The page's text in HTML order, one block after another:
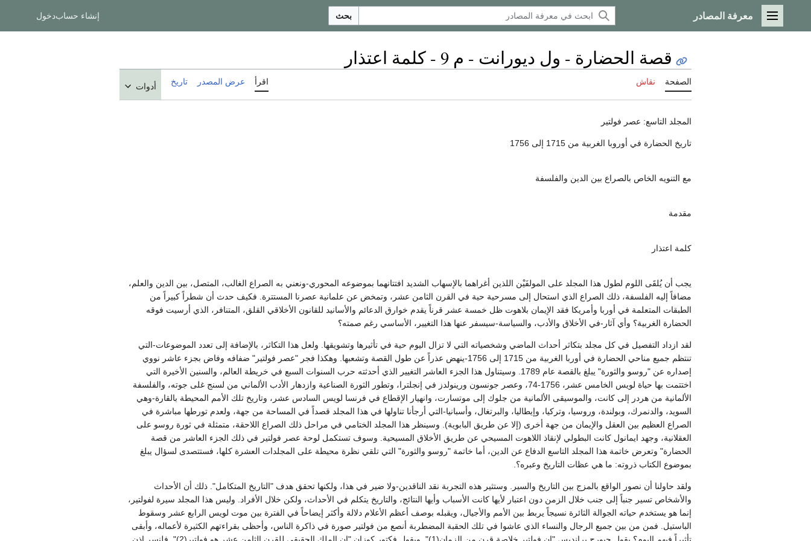
القائمة الرئيسية
معرفة المصادر بحث إنشاء حسابدخول
قصة الحضارة - ول ديورانت - م 9 - كلمة اعتذار
الصفحة نقاش اقرأ عرض المصدر تاريخ أدوات
المجلد التاسع: عصر فولتير
تاريخ الحضارة في أوروبا الغربية من 1715 إلى 1756
مع التنويه الخاص بالصراع بين الدين والفلسفة
مقدمة
كلمة اعتذار
يجب أن يُلقَى اللوم لطول هذا المجلد على المولفَيْن اللذين أغراهما بالإسهاب الشديد افتتانهما بموضوعه المحوري-ونعني به الصراع الغالب، المتصل، بين الدين والعلم،
مضافاً إليه الفلسفة، ذلك الصراع الذي استحال إلى مسرحية حية في القرن الثامن عشر، وتمخض عن علمانية عصرنا المستترة. فكيف حدث أن شطراً كبيراً من
الطبقات المتعلمة في أوربا وأمريكا فقد الإيمان بلاهوت ظل خمسة عشر قرناً يقدم خوارق الدعائم والأسانيد للقانون الأخلاقي القلق، المتنافر، الذي أرسيت فوقه
الحضارة الغربية؟ وأي آثار-في الأخلاق والأدب، والسياسة-سيسفر عنها هذا التغيير، الأساسي رغم صمته؟
لقد ازداد التفصيل في كل مجلد بتكاثر أحداث الماضي وشخصياته التي لا تزال اليوم حية في تأثيرها وتشويقها. ولعل هذا التكاثر، بالإضافة إلى تعدد الموضوعات-التي
تنتظم جميع مناحي الحضارة في أوربا الغربية من 1715 إلى 1756-ينهض عذراً عن طول القصة وتشعبها. وهكذا فجر "عصر فولتير" ضفافه وفاض بجزء عاشر نووي
إصداره عن "روسو والثورة" يبلغ بالقصة عام 1789. وسيتناول هذا الجزء العاشر التغيير الذي أحدثته حرب السنوات السبع في خريطة العالم، والسنين الأخيرة التي
اختتمت بها حياة لويس الخامس عشر، 1756-74، وعصر جونسون ورينولدز في إنجلترا، وتطور الثورة الصناعية وازدهار الأدب الألماني من لسنج غلى جوته، والفلسفة
الألمانية من هردر إلى كانت، والموسيقى الألمانية من جلوك إلى موتسارت، وانهيار الإقطاع في فرنسا لويس السادس عشر، وتاريخ تلك الأمم المحيطة بالقارة-وهي
السويد، والدنمرك، وبولندة، وروسيا، وتركيا، وإيطاليا، والبرتغال، وأسبانيا-التي أرجأنا تناولها في هذا المجلد قصداً في المساحة من جهة، ولعدم تورطها مباشرة في
الصراع العظيم بين العقل والإيمان من جهة أخرى (إلا عن طريق البابوية). وسينظر هذا المجلد الختامي في مراحل ذلك الصراع اللاحقة، متمثلة في ثورة روسو على
العقلانية، وجهد ايمانول كانت البطولي لإنقاذ اللاهوت المسيحي عن طريق الأخلاق المسيحية. وسوف تستكمل لوحة عصر فولتير في ذلك الجزء العاشر من قصة
الحضارة" وتعرض خاتمة هذا المجلد التاسع الدفاع عن الدين، أما خاتمة "روسو والثورة" التي تلقي نظرة محيطة على المجلدات العشرة كلها، فستتصدى لسؤال يبلغ
بموضوع الكتاب ذروته: ما هي عظات التاريخ وعبره؟.
ولقد حاولنا أن نصور الواقع بالمزج بين التاريخ والسير. وستثير هذه التجربة نقد الناقدين-ولا ضير في هذا، ولكنها تحقق هدف "التاريخ المتكامل". ذلك أن الأحداث
والأشخاص تسير جنباً إلى جنب خلال الزمن دون اعتبار لأيها كانت الأسباب وأيها النتائج، والتاريخ يتكلم في الأحداث، ولكن خلال الأفراد. وليس هذا المجلد سيرة لفولتير،
إنما هو يستخدم حياته الجوالة الثائرة نسيجاً يربط بين الأمم والأجيال، ويقبله بوصف أعظم الأعلام دلالة وأكثر إيضاحاً في الفترة بين موت لويس الرابع عشر وسقوط
الباستيل. فمن من بين جميع الرجال والنساء الذي عاشوا في تلك الحقبة المضطربة أنصع من فولتير صورة في ذاكرة الناس، وأحظى بقراءتهم الكثيرة لأعماله، وأبقى